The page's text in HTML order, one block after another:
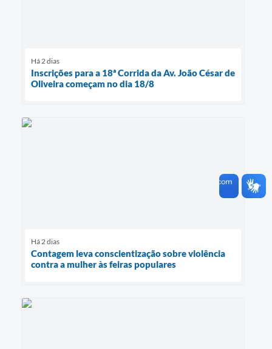
Há 2 dias
Inscrições para a 18ª Corrida da Av. João César de
Oliveira começam no dia 18/8
Há 2 dias
Contagem leva conscientização sobre violência
contra a mulher às feiras populares